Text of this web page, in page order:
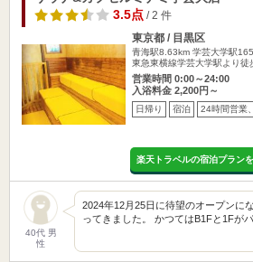
3.5点/ 2 件
東京都 / 目黒区
青海駅8.63km 学芸大学駅
東急東横線学芸大学駅より徒
営業時間 0:00～24:00
入浴料金 2,200円～
日帰り 宿泊 24時間営業
楽天トラベルの宿泊プラン
40代 男
性
2024年12月25日に待望のオープンに
ってきました。 かつてはB1Fと1Fが